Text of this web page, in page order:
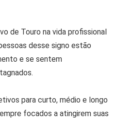
de Touro na vida profissional
desse signo estão
e se sentem
para curto, médio e longo
focados a atingirem suas